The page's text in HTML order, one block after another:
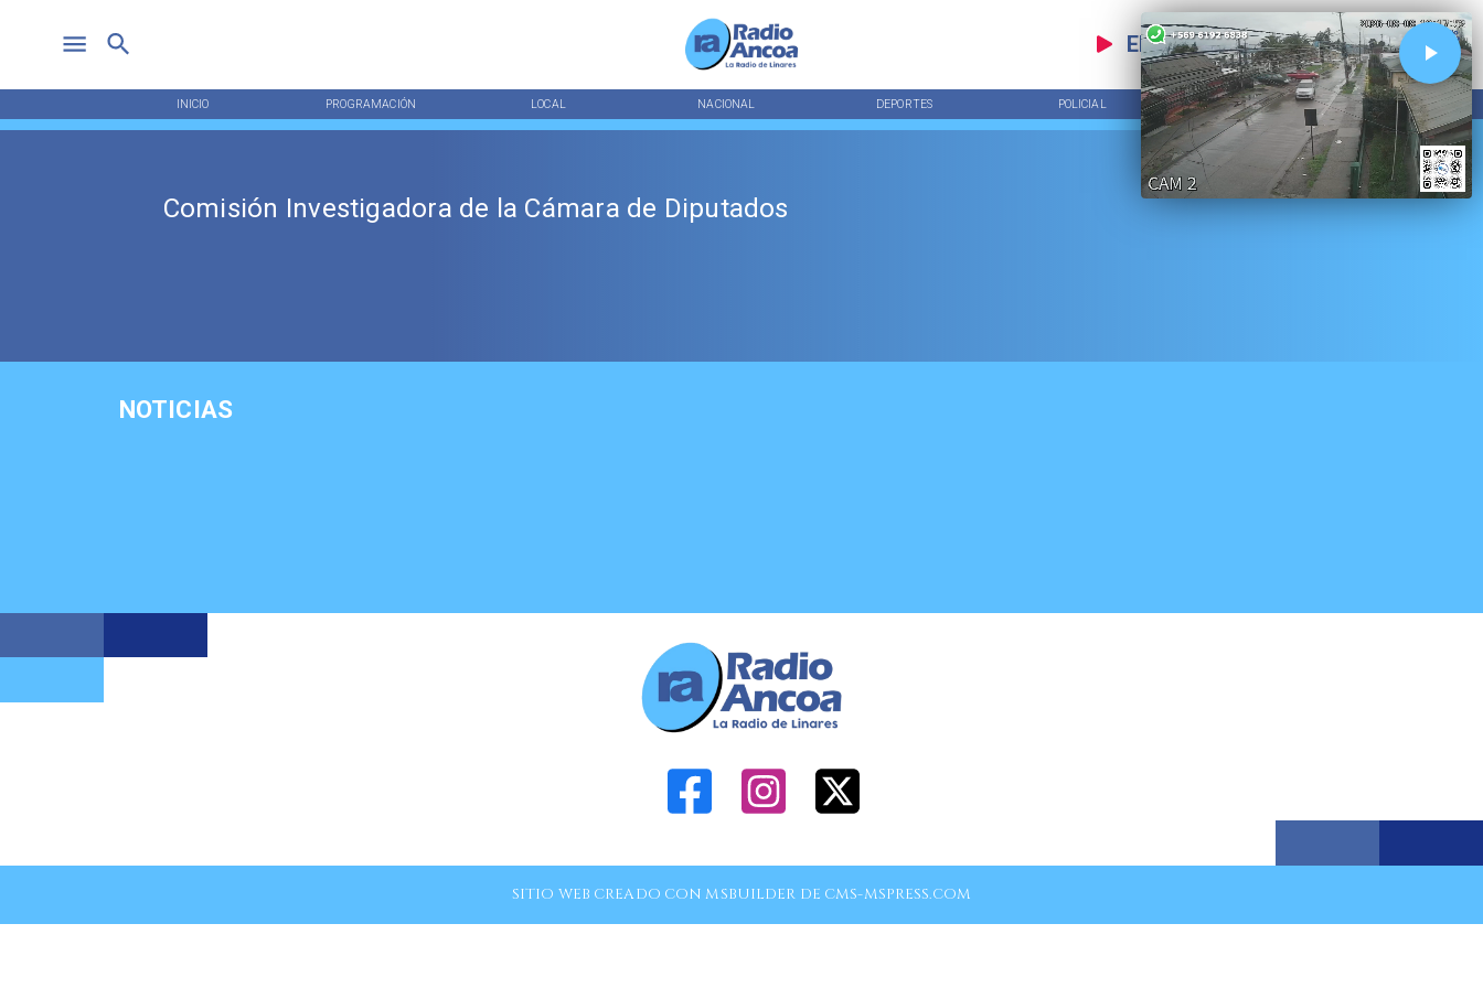
EN VIVO
INICIO PROGRAMACIÓN LOCAL NACIONAL DEPORTES POLICIAL TENDENCIAS
Comisión Investigadora de la Cámara de Diputados
NOTICIAS
SITIO WEB CREADO CON MSBUILDER DE CMS-MSPRESS.COM